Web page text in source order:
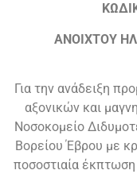
ΑΝΟΙΧΤΟΥ
Για την ανάδειξη
αξονικών και
Νοσοκομείο
Βορείου Έβρου με
ποσοστιαία